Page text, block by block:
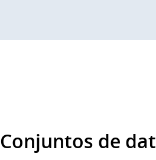
Conjuntos de